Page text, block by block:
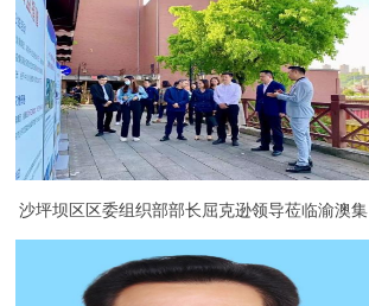
沙坪坝区区委组织部部长屈克逊领导莅临渝澳集
团调研指导园区党建工作